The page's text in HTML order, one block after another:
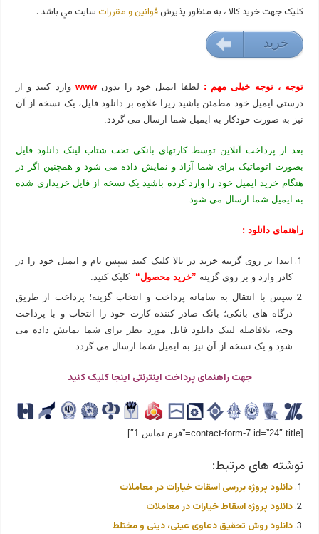
کليک جهت خريد کالا ، به منظور پذيرشقوانين و مقررات سايت مي باشد .
15000 تومان خريد
توجه ، توجه خیلی مهم : لطفا ایمیل خود را بدون www وارد کنید و از
درستی ایمیل خود مطمئن باشید زیرا علاوه بر دانلود فایل، یک نسخه از آن
نیز به صورت خودکار به ایمیل شما ارسال می گردد.
بعد از پرداخت آنلاین توسط کارتهای بانکی تحت شتاب لینک دانلود فایل
بصورت اتوماتیک برای شما آزاد و نمایش داده می شود و همچنین اگر در
هنگام خرید ایمیل خود را وارد کرده باشید یک نسخه از فایل خریداری شده
به ایمیل شما ارسال می شود.
راهنمای دانلود :
ابتدا بر روی گزینه خرید در بالا کلیک کنید سپس نام و ایمیل خود را در
کادر وارد و بر روی گزینه ”خرید محصول“
کلیک کنید.
سپس با انتقال به سامانه پرداخت و انتخاب گزینه؛ پرداخت از طریق
درگاه های بانکی؛ بانک صادر کننده کارت خود را انتخاب و با پرداخت
وجه، بلافاصله لینک دانلود فایل مورد نظر برای شما نمایش داده می
شود و یک نسخه از آن نیز به ایمیل شما ارسال می گردد.
جهت راهنمای پرداخت اینترنتی اینجا کلیک کنید
[contact-form-7 id=”24″ title=”فرم تماس 1″]
نوشته های مرتبط:
دانلود پروژه بررسی اسقات خیارات در معاملات
دانلود پروژه اسقاط خیارات در معاملات
دانلود روش تحقیق دعاوی عینی، دینی و مختلط